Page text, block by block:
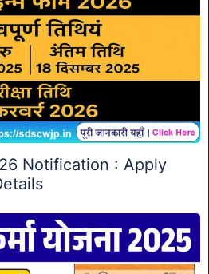
Notification : Apply